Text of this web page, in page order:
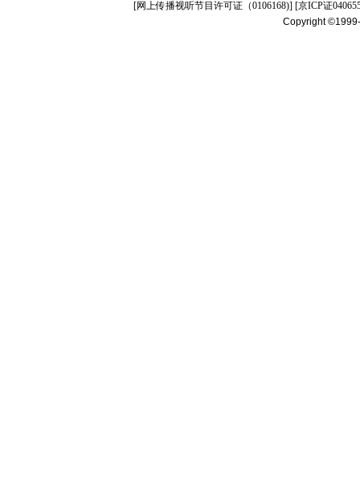
[网上传播视听节目许可证（0106168)] [京ICP证
Copyright